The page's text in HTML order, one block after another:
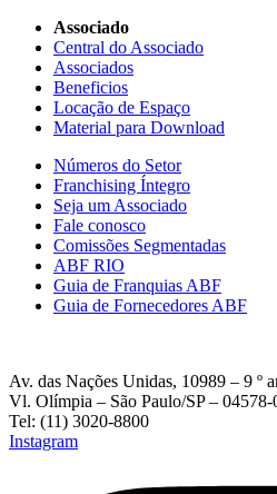
Associado
Central do Associado
Associados
Beneficios
Locação de Espaço
Material para Download
Números do Setor
Franchising Íntegro
Seja um Associado
Fale conosco
Comissões Segmentadas
ABF RIO
Guia de Franquias ABF
Guia de Fornecedores ABF
Av. das Nações Unidas, 10989 – 9 º
Vl. Olímpia – São Paulo/SP – 04578-
Tel: (11) 3020-8800
Instagram